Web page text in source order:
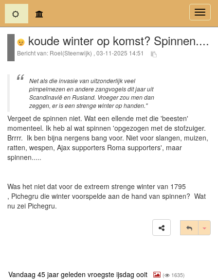
(current)
koude winter op komst? Spinnen....
Bericht van: Roel(Steenwijk) , 03-11-2025 14:51
Net als die invasie van uitzonderlijk veel
pimpelmezen en andere zangvogels dit jaar uit
Scandinavië en Rusland. Vroeger zou men dan
zeggen, er is een strenge winter op handen."
Vergeet de spinnen niet. Wat een ellende met die 'beesten'
momenteel. Ik heb al wat spinnen 'opgezogen met de stofzuiger.
Brrrr. Ik ben bijna nergens bang voor. Niet voor slangen, muizen,
ratten, wespen, Ajax supporters Roma supporters', maar
spinnen.....
Was het niet dat voor de extreem strenge winter van 1795
, Pichegru die winter voorspelde aan de hand van spinnen? Wat
nu zei Pichegru.
Vandaag 45 jaar geleden vroegste ijsdag ooit ( 1635)